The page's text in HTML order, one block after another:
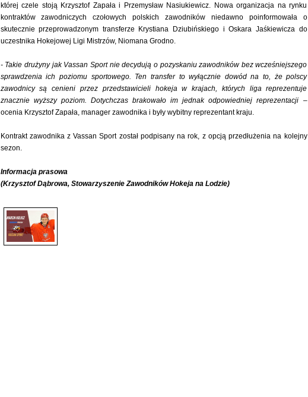
której czele stoją Krzysztof Zapała i Przemysław Nasiukiewicz. Nowa organizacja na rynku
kontraktów zawodniczych czołowych polskich zawodników niedawno poinformowała o
skutecznie przeprowadzonym transferze Krystiana Dziubińskiego i Oskara Jaśkiewicza do
uczestnika Hokejowej Ligi Mistrzów, Niomana Grodno.
- Takie drużyny jak Vassan Sport nie decydują o pozyskaniu zawodników bez wcześniejszego
sprawdzenia ich poziomu sportowego. Ten transfer to wyłącznie dowód na to, że polscy
zawodnicy są cenieni przez przedstawicieli hokeja w krajach, których liga reprezentuje
znacznie wyższy poziom. Dotychczas brakowało im jednak odpowiedniej reprezentacji –
ocenia Krzysztof Zapała, manager zawodnika i były wybitny reprezentant kraju.
Kontrakt zawodnika z Vassan Sport został podpisany na rok, z opcją przedłużenia na kolejny
sezon.
Informacja prasowa
(Krzysztof Dąbrowa, Stowarzyszenie Zawodników Hokeja na Lodzie)